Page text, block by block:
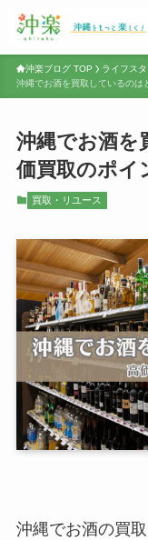
沖楽ブログ TOP ライフスタ
沖縄でお酒を買取しているのは
沖縄でお酒を
価買取のポイ
買取・リユース
沖縄でお酒の買